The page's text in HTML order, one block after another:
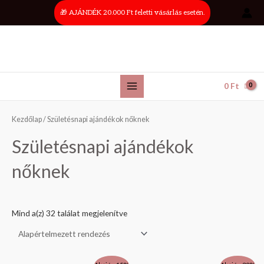
🎁 AJÁNDÉK 20.000 Ft feletti vásárlás esetén.
Main
0 Ft
Kezdőlap/ Születésnapi ajándékok nőknek
Születésnapi ajándékok
nőknek
Mind a(z) 32 találat megjelenítve